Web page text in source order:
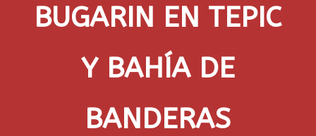
BUGARIN EN TEPIC
Y BAHÍA DE
BANDERAS